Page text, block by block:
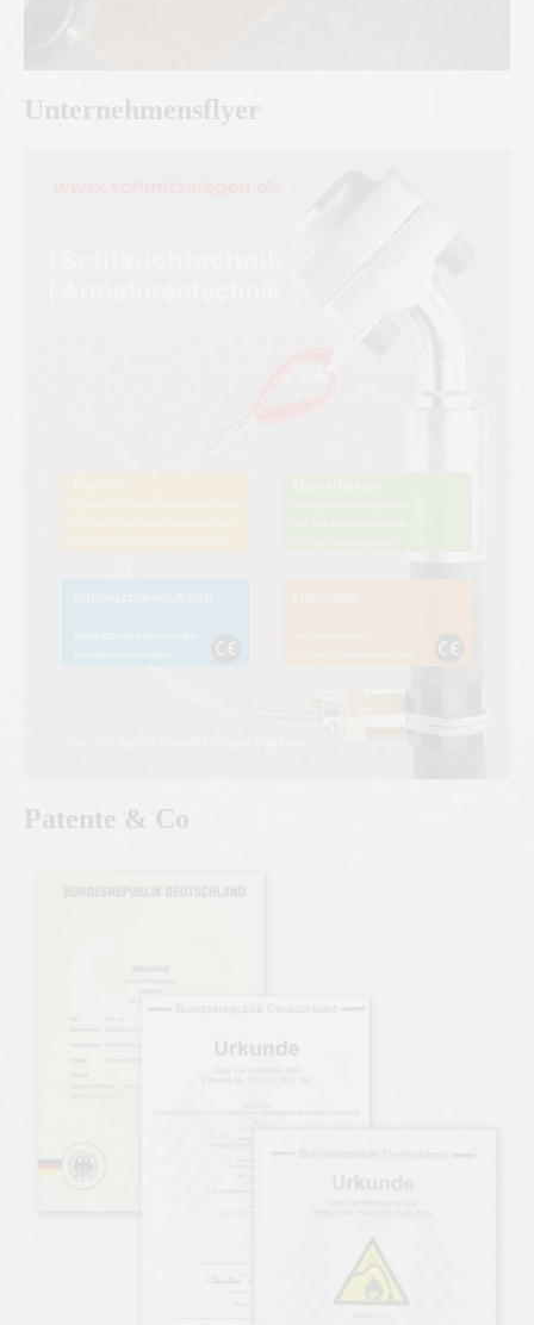
Unternehmensflyer
Patente & Co